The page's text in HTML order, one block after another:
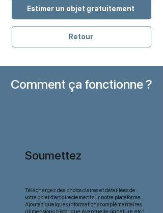
Estimer un objet gratuitement
Retour
Comment ça fonctionne ?
Soumettez
Téléchargez des photos claires et détaillées de
votre objet d’art directement sur notre plateforme.
Ajoutez quelques informations complémentaires